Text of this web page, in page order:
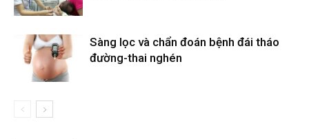
Sàng lọc và chẩn đoán bệnh đái tháo
đường-thai nghén